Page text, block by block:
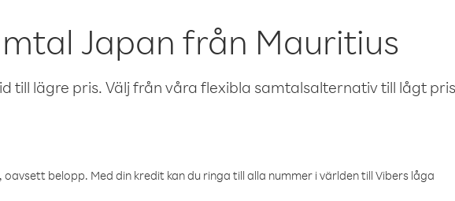
Japan från Mauritius
till lägre pris. Välj från våra flexibla samtalsalternativ till lågt
belopp. Med din kredit kan du ringa till alla nummer i världen till Vibers låga